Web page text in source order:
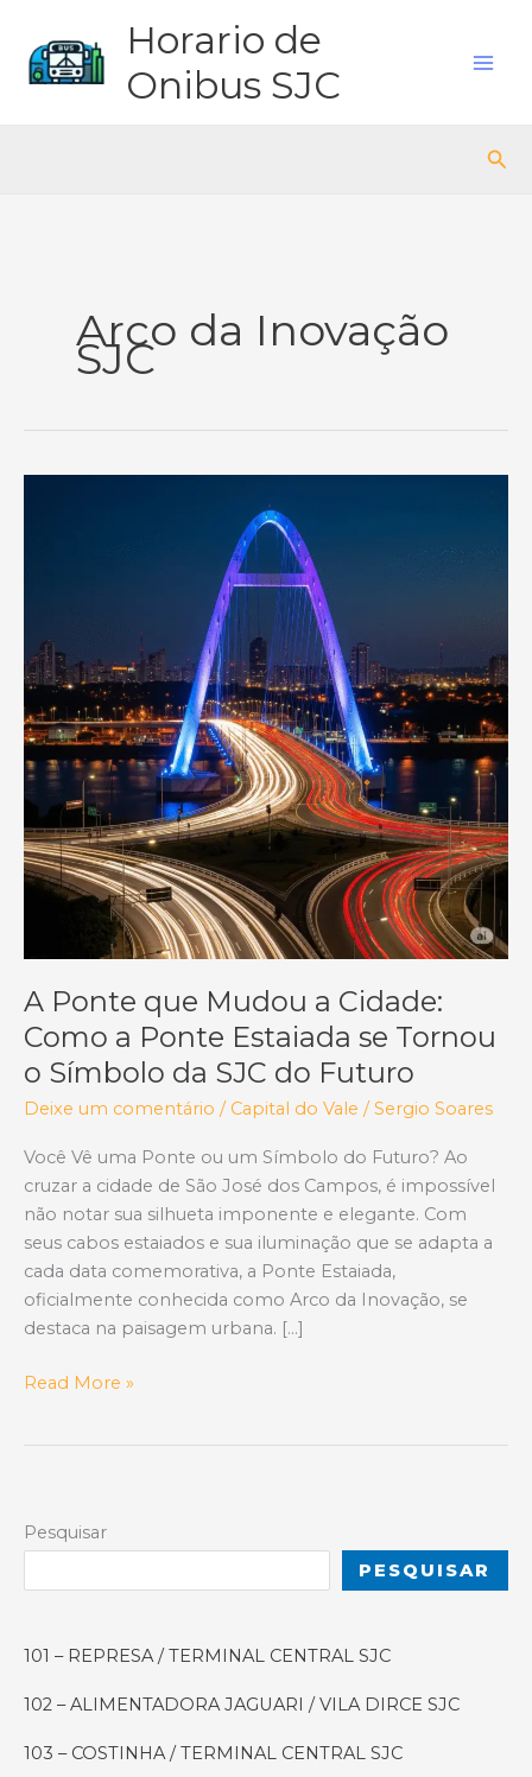
Horario de
Onibus SJC
Arco da Inovação
SJC
A Ponte que Mudou a Cidade:
Como a Ponte Estaiada se Tornou
o Símbolo da SJC do Futuro
Deixe um comentário / Capital do Vale /Sergio Soares
Você Vê uma Ponte ou um Símbolo do Futuro? Ao
cruzar a cidade de São José dos Campos, é impossível
não notar sua silhueta imponente e elegante. Com
seus cabos estaiados e sua iluminação que se adapta a
cada data comemorativa, a Ponte Estaiada,
oficialmente conhecida como Arco da Inovação, se
destaca na paisagem urbana. […]
A
Cidade:
Como
se
Tornou
Símbolo
Read More »
Pesquisar
PESQUISAR
101 – REPRESA / TERMINAL CENTRAL SJC
102 – ALIMENTADORA JAGUARI / VILA DIRCE SJC
103 – COSTINHA / TERMINAL CENTRAL SJC